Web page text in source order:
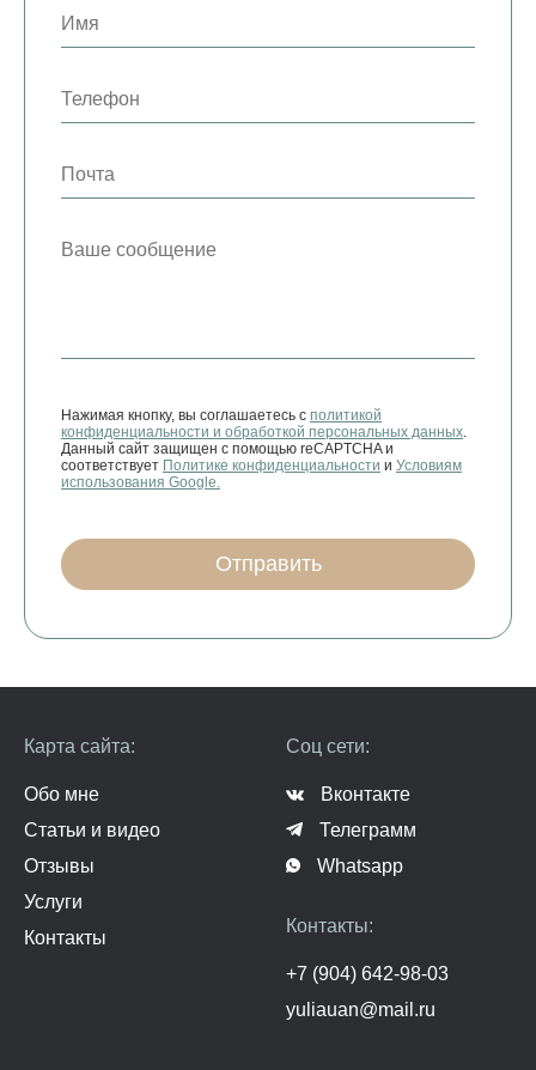
Нажимая кнопку, вы соглашаетесь с политикой
конфиденциальности и обработкой персональных данных.
Данный сайт защищен с помощью reCAPTCHA и
соответствует Политике конфиденциальности и Условиям
использования Google.
Отправить
Карта сайта:
Обо мне
Статьи и видео
Отзывы
Услуги
Контакты
Соц сети:
Вконтакте
Телеграмм
Whatsapp
Контакты:
+7 (904) 642-98-03
yuliauan@mail.ru